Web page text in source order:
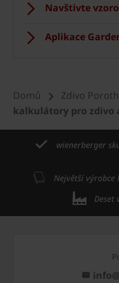
Navštivte
Aplikace
Domů Zdivo
kalkulátory pro zdivo
wienerberger
Největší výrobce
Deset